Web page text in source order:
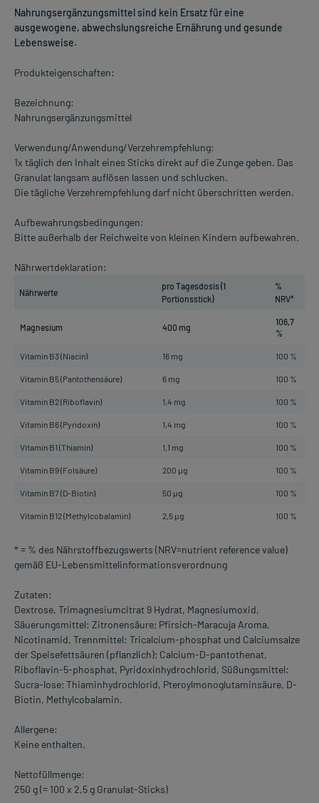
Nahrungsergänzungsmittel sind kein Ersatz für eine
ausgewogene, abwechslungsreiche Ernährung und gesunde
Lebensweise.
Produkteigenschaften:
Bezeichnung:
Nahrungsergänzungsmittel
Verwendung/Anwendung/Verzehrempfehlung:
1x täglich den Inhalt eines Sticks direkt auf die Zunge geben. Das
Granulat langsam auflösen lassen und schlucken.
Die tägliche Verzehrempfehlung darf nicht überschritten werden.
Aufbewahrungsbedingungen:
Bitte außerhalb der Reichweite von kleinen Kindern aufbewahren.
Nährwertdeklaration:
Nährwerte
pro Tagesdosis (1
Portionsstick)
%
NRV*
Magnesium 400 mg
106,7
%
Vitamin B3 (Niacin) 16 mg 100 %
Vitamin B5 (Pantothensäure) 6 mg 100 %
Vitamin B2 (Riboflavin) 1,4 mg 100 %
Vitamin B6 (Pyridoxin) 1,4 mg 100 %
Vitamin B1 (Thiamin) 1,1 mg 100 %
Vitamin B9 (Folsäure) 200 µg 100 %
Vitamin B7 (D-Biotin) 50 µg 100 %
Vitamin B12 (Methylcobalamin) 2,5 µg 100 %
* = % des Nährstoffbezugswerts (NRV=nutrient reference value)
gemäß EU-Lebensmittelinformationsverordnung
Zutaten:
Dextrose, Trimagnesiumcitrat 9 Hydrat, Magnesiumoxid,
Säuerungsmittel: Zitronensäure; Pfirsich-Maracuja Aroma,
Nicotinamid, Trennmittel: Tricalcium-phosphat und Calciumsalze
der Speisefettsäuren (pflanzlich); Calcium-D-pantothenat,
Riboflavin-5-phosphat, Pyridoxinhydrochlorid, Süßungsmittel:
Sucra-lose; Thiaminhydrochlorid, Pteroylmonoglutaminsäure, D-
Biotin, Methylcobalamin.
Allergene:
Keine enthalten.
Nettofüllmenge:
250 g (= 100 x 2,5 g Granulat-Sticks)